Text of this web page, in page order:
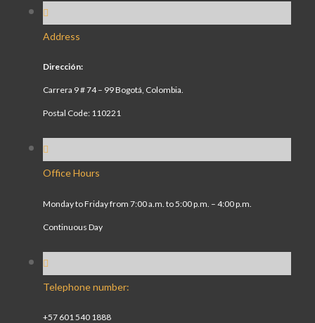
Address
Dirección:
Carrera 9 # 74 – 99 Bogotá, Colombia.
Postal Code: 110221
Office Hours
Monday to Friday from 7:00 a.m. to 5:00 p.m. – 4:00 p.m.
Continuous Day
Telephone number:
+57 601 540 1888